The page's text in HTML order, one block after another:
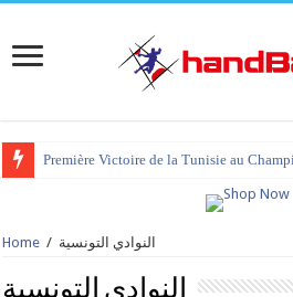
tournoi international Hammamet 2023 :
Home / النوادي التونسية
النوادي التونسية